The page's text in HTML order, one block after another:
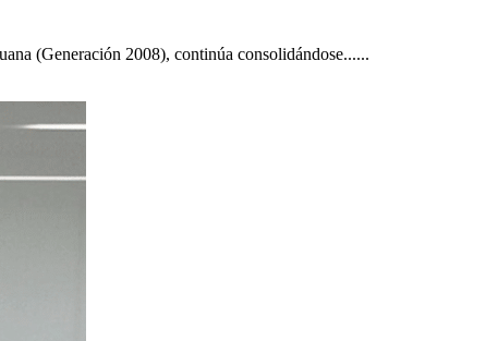
(Generación 2008), continúa consolidándose......